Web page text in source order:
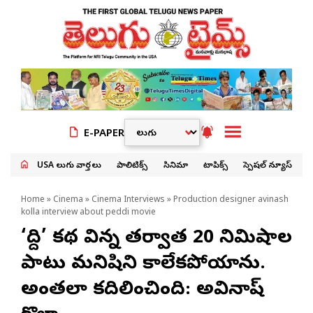
E-PAPER
USA తెలుగు వార్తలు పాలిటిక్స్ సినిమా టాపిక్స్ స్పెషల్ న్యూస్
Home » Cinema » Cinema Interviews » Production designer avinash
kolla interview about peddi movie
‘పెద్ది’ కథ విన్న తర్వాత 20 నిమిషాల
పాటు మనిషిని కాలేకపోయాను.
అంతలా కదిలించింది: అవినాష్